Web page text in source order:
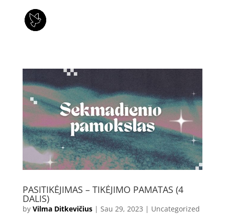
PASITIKĖJIMAS – TIKĖJIMO PAMATAS (4
DALIS)
by Vilma Ditkevičius| Sau 29, 2023 | Uncategorized